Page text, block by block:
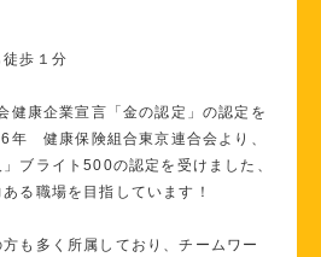
歩１分
健康企業宣言「金の認定」の認定を
年 健康保険組合東京連合会より、
ブライト500の認定を受けました、
る職場を目指しています！
も多く所属しており、チームワー